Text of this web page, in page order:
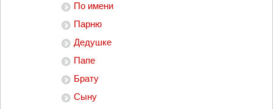
По имени
Парню
Дедушке
Папе
Брату
Сыну